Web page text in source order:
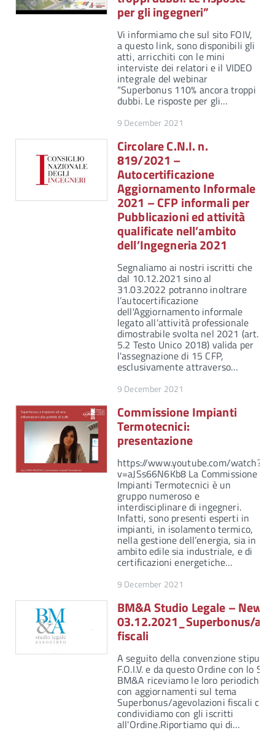
per gli ingegneri”
Vi informiamo che sul sito FOIV,
a questo link, sono disponibili gli
atti, arricchiti con le mini
interviste dei relatori e il VIDEO
integrale del webinar
“Superbonus 110% ancora troppi
dubbi. Le risposte per gli…
9 December 2021
Circolare C.N.I. n.
819/2021 –
Autocertificazione
Aggiornamento Informale
2021 – CFP informali per
Pubblicazioni ed attività
qualificate nell’ambito
dell’Ingegneria 2021
Segnaliamo ai nostri iscritti che
dal 10.12.2021 sino al
31.03.2022 potranno inoltrare
l’autocertificazione
dell'Aggiornamento informale
legato all’attività professionale
dimostrabile svolta nel 2021 (art.
5.2 Testo Unico 2018) valida per
l'assegnazione di 15 CFP,
esclusivamente attraverso…
9 December 2021
Commissione Impianti
Termotecnici:
presentazione
https://www.youtube.com/watch?
v=aJSs66N6Kb8 La Commissione
Impianti Termotecnici è un
gruppo numeroso e
interdisciplinare di ingegneri.
Infatti, sono presenti esperti in
impianti, in isolamento termico,
nella gestione dell’energia, sia in
ambito edile sia industriale, e di
certificazioni energetiche…
9 December 2021
BM&A Studio Legale –
03.12.2021_Superbonus/
fiscali
A seguito della convenzione
F.O.I.V. e da questo Ordine con lo
BM&A riceviamo le loro periodiche
con aggiornamenti sul tema
Superbonus/agevolazioni fiscali che
condividiamo con gli iscritti
all'Ordine.Riportiamo qui di…